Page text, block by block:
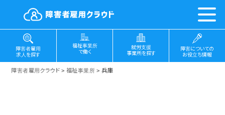
障害者雇用
求人を探す
福祉事業所
で働く
就労支援
事業所を探す
障害についての
お役立ち情報
障害者雇用クラウド>福祉事業所 >兵庫